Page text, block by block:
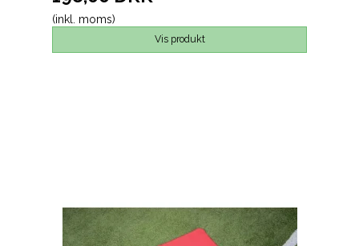
(inkl. moms)
Vis produkt